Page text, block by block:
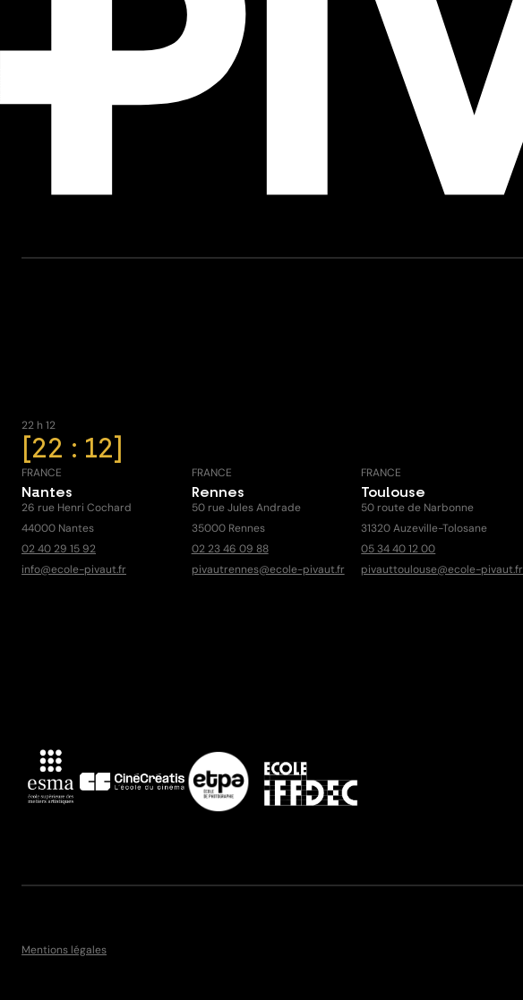
22 h 12
22 : 12
FRANCE
Nantes
26 rue Henri Cochard
44000 Nantes
02 40 29 15 92
info@ecole-pivaut.fr
FRANCE
Rennes
50 rue Jules Andrade
35000 Rennes
02 23 46 09 88
pivautrennes@ecole-pivaut.fr
FRANCE
Toulouse
50 route de Narbonne
31320 Auzeville-Tolosane
05 34 40 12 00
pivauttoulouse@ecole-pivaut.fr
Mentions légales